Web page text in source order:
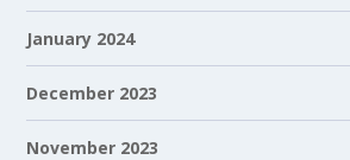
January 2024
December 2023
November 2023